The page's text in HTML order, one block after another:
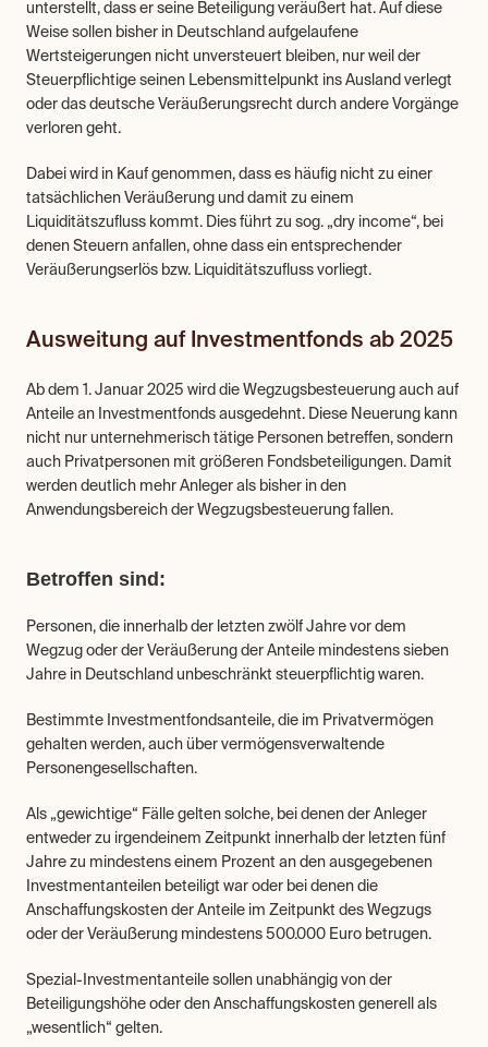
unterstellt, dass er seine Beteiligung veräußert hat. Auf diese
Weise sollen bisher in Deutschland aufgelaufene
Wertsteigerungen nicht unversteuert bleiben, nur weil der
Steuerpflichtige seinen Lebensmittelpunkt ins Ausland verlegt
oder das deutsche Veräußerungsrecht durch andere Vorgänge
verloren geht.
Dabei wird in Kauf genommen, dass es häufig nicht zu einer
tatsächlichen Veräußerung und damit zu einem
Liquiditätszufluss kommt. Dies führt zu sog. „dry income“, bei
denen Steuern anfallen, ohne dass ein entsprechender
Veräußerungserlös bzw. Liquiditätszufluss vorliegt.
Ausweitung auf Investmentfonds ab 2025
Ab dem 1. Januar 2025 wird die Wegzugsbesteuerung auch auf
Anteile an Investmentfonds ausgedehnt. Diese Neuerung kann
nicht nur unternehmerisch tätige Personen betreffen, sondern
auch Privatpersonen mit größeren Fondsbeteiligungen. Damit
werden deutlich mehr Anleger als bisher in den
Anwendungsbereich der Wegzugsbesteuerung fallen.
Betroffen sind:
Personen, die innerhalb der letzten zwölf Jahre vor dem
Wegzug oder der Veräußerung der Anteile mindestens sieben
Jahre in Deutschland unbeschränkt steuerpflichtig waren.
Bestimmte Investmentfondsanteile, die im Privatvermögen
gehalten werden, auch über vermögensverwaltende
Personengesellschaften.
Als „gewichtige“ Fälle gelten solche, bei denen der Anleger
entweder zu irgendeinem Zeitpunkt innerhalb der letzten fünf
Jahre zu mindestens einem Prozent an den ausgegebenen
Investmentanteilen beteiligt war oder bei denen die
Anschaffungskosten der Anteile im Zeitpunkt des Wegzugs
oder der Veräußerung mindestens 500.000 Euro betrugen.
Spezial-Investmentanteile sollen unabhängig von der
Beteiligungshöhe oder den Anschaffungskosten generell als
„wesentlich“ gelten.